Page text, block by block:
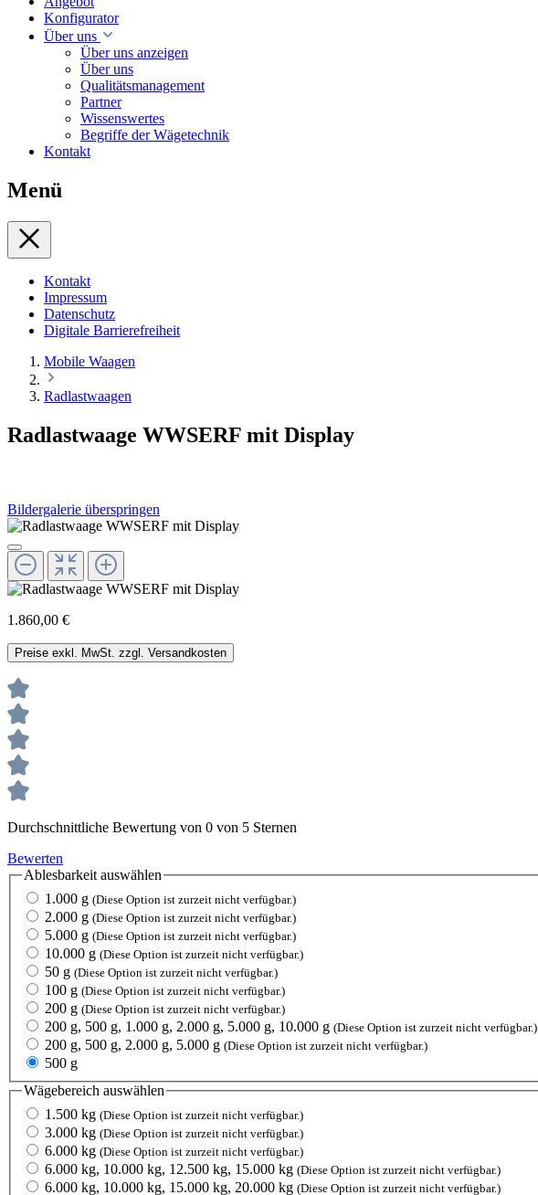
Konfigurator
Über uns
Über uns anzeigen
Über uns
Qualitätsmanagement
Partner
Wissenswertes
Begriffe der Wägetechnik
Kontakt
Menü
Kontakt
Impressum
Datenschutz
Digitale Barrierefreiheit
Mobile Waagen
Radlastwaagen
Radlastwaage WWSERF mit Display
Bildergalerie überspringen
1.860,00 €
Preise exkl. MwSt. zzgl. Versandkosten
Durchschnittliche Bewertung von 0 von 5 Sternen
Bewerten
Ablesbarkeitauswählen
1.000 g (Diese Option ist zurzeit nicht verfügbar.)
2.000 g (Diese Option ist zurzeit nicht verfügbar.)
5.000 g (Diese Option ist zurzeit nicht verfügbar.)
10.000 g (Diese Option ist zurzeit nicht verfügbar.)
50 g (Diese Option ist zurzeit nicht verfügbar.)
100 g (Diese Option ist zurzeit nicht verfügbar.)
200 g (Diese Option ist zurzeit nicht verfügbar.)
200 g, 500 g, 1.000 g, 2.000 g, 5.000 g, 10.000 g (Diese Option ist zurzeit nicht verfügbar.)
200 g, 500 g, 2.000 g, 5.000 g (Diese Option ist zurzeit nicht verfügbar.)
500 g
Wägebereich auswählen
1.500 kg (Diese Option ist zurzeit nicht verfügbar.)
3.000 kg (Diese Option ist zurzeit nicht verfügbar.)
6.000 kg (Diese Option ist zurzeit nicht verfügbar.)
6.000 kg, 10.000 kg, 12.500 kg, 15.000 kg (Diese Option ist zurzeit nicht verfügbar.)
6.000 kg, 10.000 kg, 15.000 kg, 20.000 kg (Diese Option ist zurzeit nicht verfügbar.)